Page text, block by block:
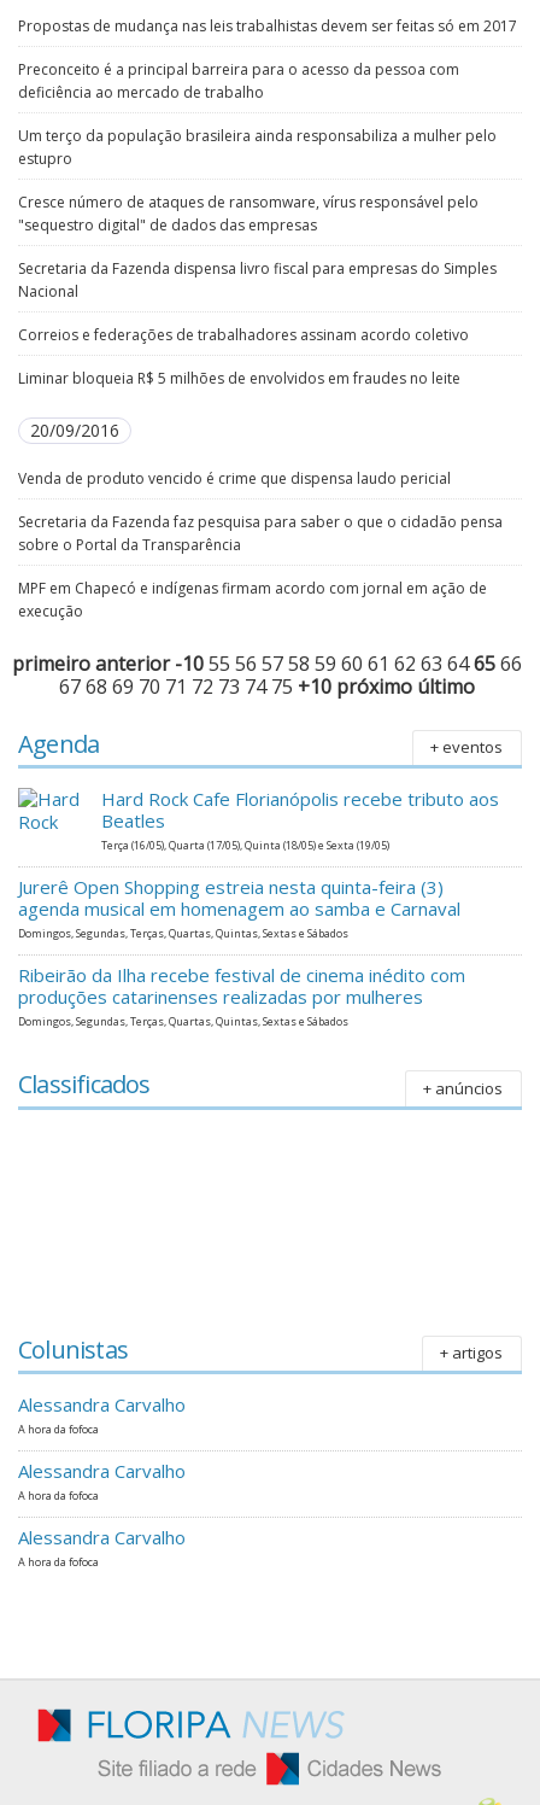
Propostas de mudança nas leis trabalhistas devem ser feitas só em 2017
Preconceito é a principal barreira para o acesso da pessoa com
deficiência ao mercado de trabalho
Um terço da população brasileira ainda responsabiliza a mulher pelo
estupro
Cresce número de ataques de ransomware, vírus responsável pelo
"sequestro digital" de dados das empresas
Secretaria da Fazenda dispensa livro fiscal para empresas do Simples
Nacional
Correios e federações de trabalhadores assinam acordo coletivo
Liminar bloqueia R$ 5 milhões de envolvidos em fraudes no leite
20/09/2016
Venda de produto vencido é crime que dispensa laudo pericial
Secretaria da Fazenda faz pesquisa para saber o que o cidadão pensa
sobre o Portal da Transparência
MPF em Chapecó e indígenas firmam acordo com jornal em ação de
execução
primeiroanterior -1055 56 5758 59 60 61 62 63 646566
6768 69 70 71 72 73 74 75 +10 próximo último
Agenda + eventos
Hard Rock Cafe Florianópolis recebe tributo aos
Beatles
Terça (16/05), Quarta (17/05), Quinta (18/05) e Sexta (19/05)
Jurerê Open Shopping estreia nesta quinta-feira (3)
agenda musical em homenagem ao samba e Carnaval
Domingos, Segundas, Terças, Quartas, Quintas, Sextas e Sábados
Ribeirão da Ilha recebe festival de cinema inédito com
produções catarinenses realizadas por mulheres
Domingos, Segundas, Terças, Quartas, Quintas, Sextas e Sábados
Classificados + anúncios
Colunistas + artigos
Alessandra Carvalho
A hora da fofoca
Alessandra Carvalho
A hora da fofoca
Alessandra Carvalho
A hora da fofoca